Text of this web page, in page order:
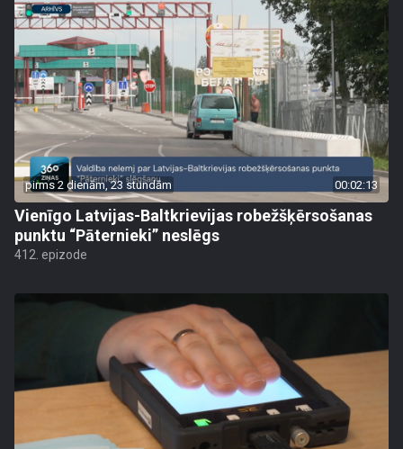
pirms 2 dienām, 23 stundām 00:02:13
Vienīgo Latvijas-Baltkrievijas robežšķērsošanas
punktu “Pāternieki” neslēgs
412. epizode